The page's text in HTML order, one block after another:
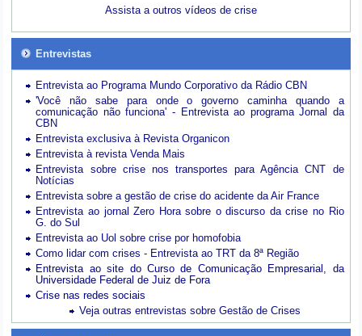
Assista a outros vídeos de crise
Entrevistas
Entrevista ao Programa Mundo Corporativo da Rádio CBN
'Você não sabe para onde o governo caminha quando a
comunicação não funciona' - Entrevista ao programa Jornal da
CBN
Entrevista exclusiva à Revista Organicon
Entrevista à revista Venda Mais
Entrevista sobre crise nos transportes para Agência CNT de
Notícias
Entrevista sobre a gestão de crise do acidente da Air France
Entrevista ao jornal Zero Hora sobre o discurso da crise no Rio
G. do Sul
Entrevista ao Uol sobre crise por homofobia
Como lidar com crises - Entrevista ao TRT da 8ª Região
Entrevista ao site do Curso de Comunicação Empresarial, da
Universidade Federal de Juiz de Fora
Crise nas redes sociais
Veja outras entrevistas sobre Gestão de Crises